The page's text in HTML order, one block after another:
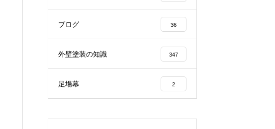
ブログ 36
外壁塗装の知識 347
足場幕 2